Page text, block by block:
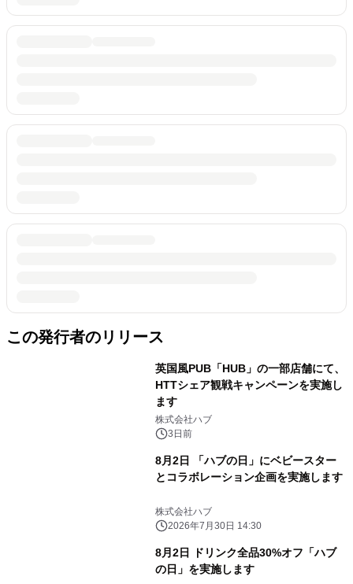
この発行者のリリース
英国風PUB「HUB」の一部店舗にて、
HTTシェア観戦キャンペーンを実施し
ます
株式会社ハブ
3日前
8月2日 「ハブの日」にベビースター
とコラボレーション企画を実施します
株式会社ハブ
2026年7月30日 14:30
8月2日 ドリンク全品30%オフ「ハブ
の日」を実施します